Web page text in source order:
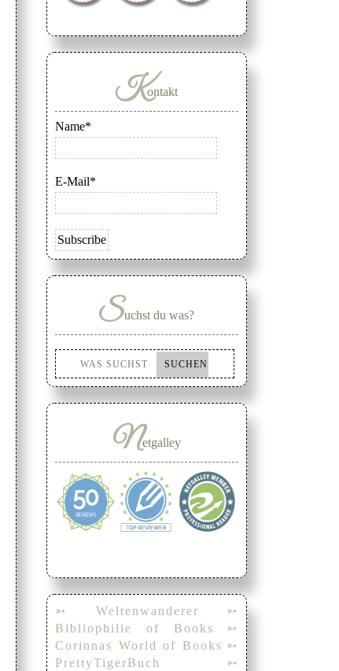
Kontakt
Name*
E-Mail*
Suchst du was?
Netgalley
➳ Weltenwanderer
➳
Bibliophilie of Books
➳
Corinnas World of Books ➳
PrettyTigerBuch
➳